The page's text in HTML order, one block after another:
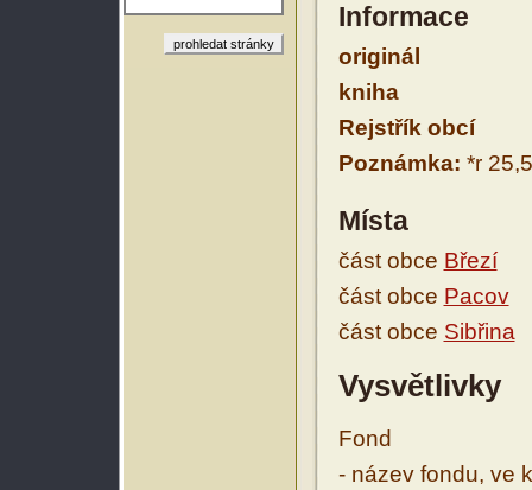
Informace
originál
kniha
Rejstřík obcí
Poznámka: *r
Místa
část obce Březí
část obce Pacov
část obce Sibřina
Vysvětlivky
Fond
- název fondu, ve